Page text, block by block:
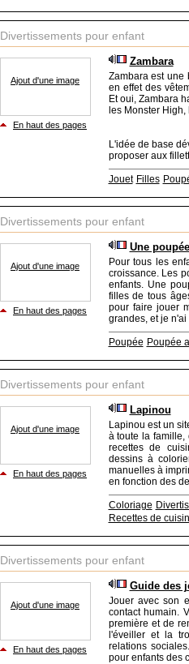
Divertissements pour enfant
Ajout d'une image
En haut des pages
Zambara
Zambara est
en effet des
Et oui, Zambara
les Monster
L'idée de base
proposer aux
Jouet Filles
Divertissements pour enfant
Ajout d'une image
En haut des pages
Une
Pour tous les
croissance. Les
enfants. Une
filles de tous
pour faire jouer
grandes, et je n'ai
Poupée Poupée
Divertissements pour enfant
Ajout d'une image
En haut des pages
Lapinou
Lapinou est un
à toute la famille,
recettes de
dessins à
manuelles à
en fonction des
Coloriage
Recettes de
Divertissements pour enfant
Ajout d'une image
En haut des pages
Guide des
Jouer avec son
contact humain.
première et de
l'éveiller et la
relations
pour enfants des